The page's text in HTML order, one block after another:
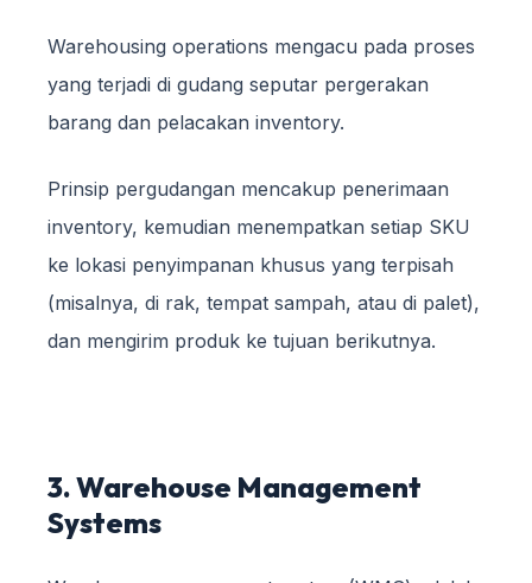
Warehousing operations mengacu pada proses
yang terjadi di gudang seputar pergerakan
barang dan pelacakan inventory.
Prinsip pergudangan mencakup penerimaan
inventory, kemudian menempatkan setiap SKU
ke lokasi penyimpanan khusus yang terpisah
(misalnya, di rak, tempat sampah, atau di palet),
dan mengirim produk ke tujuan berikutnya.
3. Warehouse Management
Systems